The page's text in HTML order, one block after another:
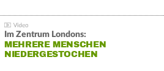
Im Zentrum Londons:
MEHRERE MENSCHEN
NIEDERGESTOCHEN